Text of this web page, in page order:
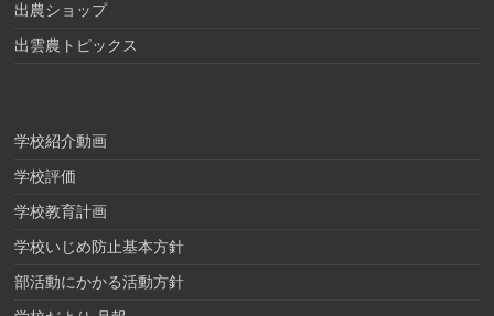
出農ショップ
出雲農トピックス
学校紹介動画
学校評価
学校教育計画
学校いじめ防止基本方針
部活動にかかる活動方針